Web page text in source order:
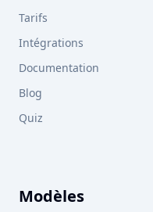
Tarifs
Intégrations
Documentation
Blog
Quiz
Modèles